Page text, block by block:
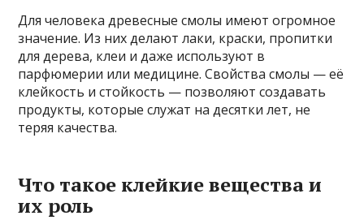
Для человека древесные смолы имеют огромное
значение. Из них делают лаки, краски, пропитки
для дерева, клеи и даже используют в
парфюмерии или медицине. Свойства смолы — её
клейкость и стойкость — позволяют создавать
продукты, которые служат на десятки лет, не
теряя качества.
Что такое клейкие вещества и
их роль